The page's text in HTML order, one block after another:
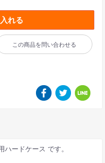
れる
この商品を問い合わせる
ハードケース です。